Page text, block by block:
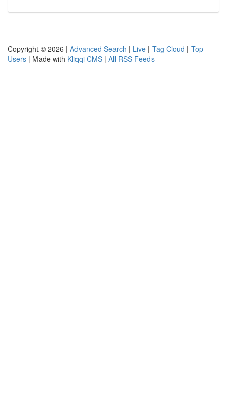
Copyright © 2026 | Advanced Search | Live | Tag Cloud | Top
Users | Made with Kliqqi CMS | All RSS Feeds